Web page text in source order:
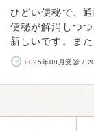
ひどい便秘で、
便秘が解消しつ
新しいです。ま
2025年08月受診 /